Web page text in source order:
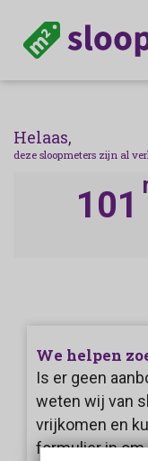
Helaas,
deze sloopmeters zijn al
101
We helpen
Is er geen
weten wij van
vrijkomen en
formulier in om